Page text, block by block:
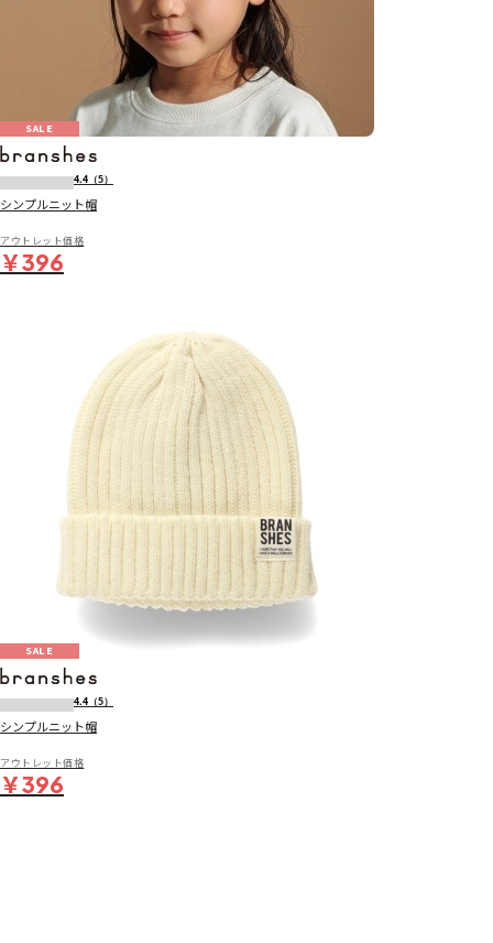
SALE
4.4 （5）
シンプルニット帽
アウトレット価格
￥396
SALE
4.4 （5）
シンプルニット帽
アウトレット価格
￥396